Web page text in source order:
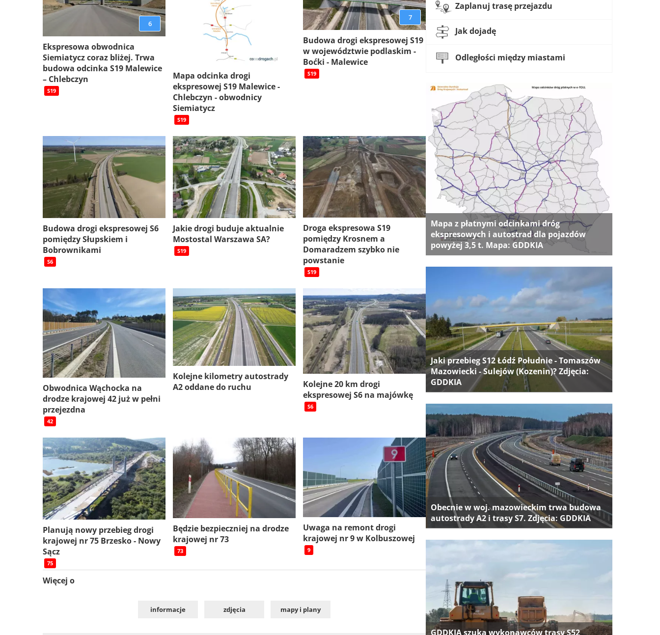
6
Ekspresowa obwodnica
Siemiatycz coraz bliżej. Trwa
budowa odcinka S19 Malewice
– Chlebczyn
S19
Mapa odcinka drogi
ekspresowej S19 Malewice -
Chlebczyn - obwodnicy
Siemiatycz
S19
7
Budowa drogi ekspresowej S19
w województwie podlaskim -
Boćki - Malewice
S19
Budowa drogi ekspresowej S6
pomiędzy Słupskiem i
Bobrownikami
S6
Jakie drogi buduje aktualnie
Mostostal Warszawa SA?
S19
Droga ekspresowa S19
pomiędzy Krosnem a
Domaradzem szybko nie
powstanie
S19
Obwodnica Wąchocka na
drodze krajowej 42 już w pełni
przejezdna
42
Kolejne kilometry autostrady
A2 oddane do ruchu
Kolejne 20 km drogi
ekspresowej S6 na majówkę
S6
Planują nowy przebieg drogi
krajowej nr 75 Brzesko - Nowy
Sącz
75
Będzie bezpieczniej na drodze
krajowej nr 73
73
Uwaga na remont drogi
krajowej nr 9 w Kolbuszowej
9
Więcej o
informacje zdjęcia mapy i plany
Zaplanuj trasę przejazdu
Jak dojadę
Odległości między miastami
Mapa z płatnymi odcinkami dróg
ekspresowych i autostrad dla pojazdów
powyżej 3,5 t. Mapa: GDDKIA
Jaki przebieg S12 Łódź Południe - Tomaszów
Mazowiecki - Sulejów (Kozenin)? Zdjęcia:
GDDKIA
Obecnie w woj. mazowieckim trwa budowa
autostrady A2 i trasy S7. Zdjęcia: GDDKIA
GDDKIA szuka wykonawców trasy S52